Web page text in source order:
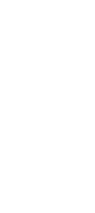
habitual
que algunos
se
a sus
ello,
el debate
salido a la